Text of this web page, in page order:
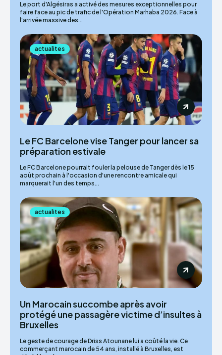
Le port d'Algésiras a activé des mesures exceptionnelles pour
faire face au pic de trafic de l'Opération Marhaba 2026. Face à
l'arrivée massive des...
actualites
Le FC Barcelone vise Tanger pour lancer sa
préparation estivale
Le FC Barcelone pourrait fouler la pelouse de Tanger dès le 15
août prochain à l'occasion d'une rencontre amicale qui
marquerait l'un des temps...
actualites
Un Marocain succombe après avoir
protégé une passagère victime d’insultes à
Bruxelles
Le geste de courage de Driss Atounane lui a coûté la vie. Ce
commerçant marocain de 54 ans, installé à Bruxelles, est